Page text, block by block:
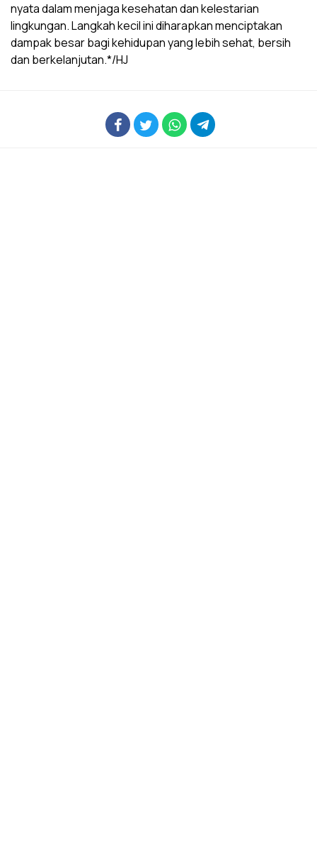
nyata dalam menjaga kesehatan dan kelestarian
lingkungan. Langkah kecil ini diharapkan menciptakan
dampak besar bagi kehidupan yang lebih sehat, bersih
dan berkelanjutan.*/HJ